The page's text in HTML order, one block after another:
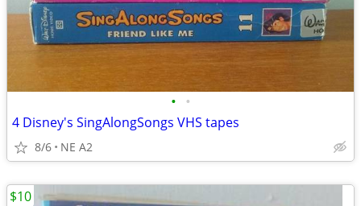
• •
4 Disney's SingAlongSongs VHS tapes
8/6 NE A2
$10